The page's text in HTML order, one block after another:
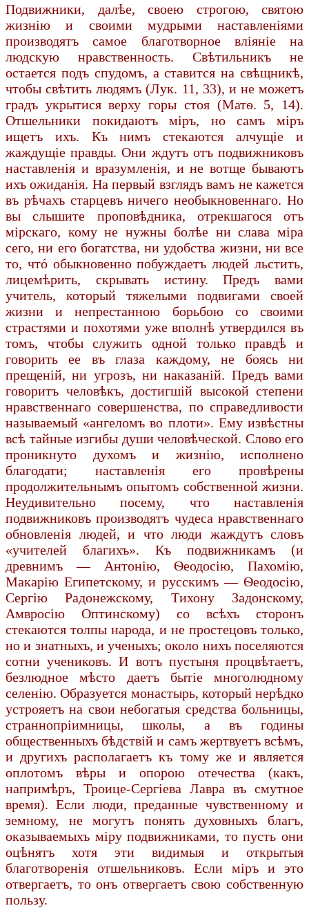
Подвижники, далѣе, своею строгою, святою
жизнію и своими мудрыми наставленіями
производятъ самое благотворное вліяніе на
людскую нравственность. Свѣтильникъ не
остается подъ спудомъ, а ставится на свѣщникѣ,
чтобы свѣтить людямъ (Лук. 11, 33), и не можетъ
градъ укрытися верху горы стоя (Матѳ. 5, 14).
Отшельники покидаютъ міръ, но самъ міръ
ищетъ ихъ. Къ нимъ стекаются алчущіе и
жаждущіе правды. Они ждутъ отъ подвижниковъ
наставленія и вразумленія, и не вотще бываютъ
ихъ ожиданія. На первый взглядъ вамъ не кажется
въ рѣчахъ старцевъ ничего необыкновеннаго. Но
вы слышите проповѣдника, отрекшагося отъ
мірскаго, кому не нужны болѣе ни слава міра
сего, ни его богатства, ни удобства жизни, ни все
то, чтó обыкновенно побуждаетъ людей льстить,
лицемѣрить, скрывать истину. Предъ вами
учитель, который тяжелыми подвигами своей
жизни и непрестанною борьбою со своими
страстями и похотями уже вполнѣ утвердился въ
томъ, чтобы служить одной только правдѣ и
говорить ее въ глаза каждому, не боясь ни
прещеній, ни угрозъ, ни наказаній. Предъ вами
говоритъ человѣкъ, достигшій высокой степени
нравственнаго совершенства, по справедливости
называемый «ангеломъ во плоти». Ему извѣстны
всѣ тайные изгибы души человѣческой. Слово его
проникнуто духомъ и жизнію, исполнено
благодати; наставленія его провѣрены
продолжительнымъ опытомъ собственной жизни.
Неудивительно посему, что наставленія
подвижниковъ производятъ чудеса нравственнаго
обновленія людей, и что люди жаждутъ словъ
«учителей благихъ». Къ подвижникамъ (и
древнимъ — Антонію, Ѳеодосію, Пахомію,
Макарію Египетскому, и русскимъ — Ѳеодосію,
Сергію Радонежскому, Тихону Задонскому,
Амвросію Оптинскому) со всѣхъ сторонъ
стекаются толпы народа, и не простецовъ только,
но и знатныхъ, и ученыхъ; около нихъ поселяются
сотни учениковъ. И вотъ пустыня процвѣтаетъ,
безлюдное мѣсто даетъ бытіе многолюдному
селенію. Образуется монастырь, который нерѣдко
устрояетъ на свои небогатыя средства больницы,
страннопріимницы, школы, а въ годины
общественныхъ бѣдствій и самъ жертвуетъ всѣмъ,
и другихъ располагаетъ къ тому же и является
оплотомъ вѣры и опорою отечества (какъ,
напримѣръ, Троице-Сергіева Лавра въ смутное
время). Если люди, преданные чувственному и
земному, не могутъ понять духовныхъ благъ,
оказываемыхъ міру подвижниками, то пусть они
оцѣнятъ хотя эти видимыя и открытыя
благотворенія отшельниковъ. Если міръ и это
отвергаетъ, то онъ отвергаетъ свою собственную
пользу.